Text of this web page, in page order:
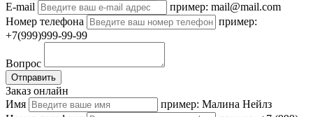
E-mail
пример: mail@mail.com
Номер телефона
пример:
+7(999)999-99-99
Вопрос
Отправить
Заказ онлайн
Имя
пример: Малина Нейлз